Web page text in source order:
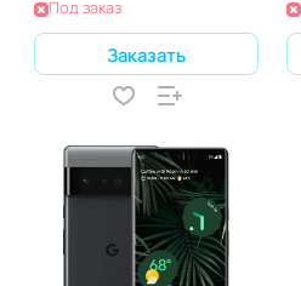
Под заказ
Заказать